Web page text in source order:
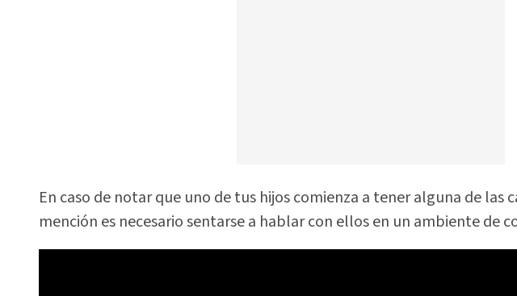
En caso de notar que uno de tus hijos comienza a tener alguna de las
mención es necesario sentarse a hablar con ellos en un ambiente de